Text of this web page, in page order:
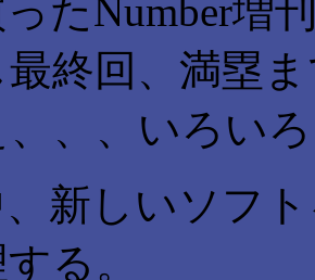
たNumber増
終回、満塁
、、いろい
新しいソフ
る。